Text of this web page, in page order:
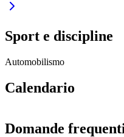
Sport e discipline
Automobilismo
Calendario
Domande